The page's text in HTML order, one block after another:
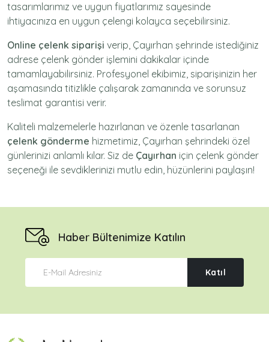
tasarımlarımız ve uygun fiyatlarımız sayesinde
ihtiyacınıza en uygun çelengi kolayca seçebilirsiniz.
Online çelenk siparişi verip, Çayırhan şehrinde istediğiniz
adrese çelenk gönder işlemini dakikalar içinde
tamamlayabilirsiniz. Profesyonel ekibimiz, siparişinizin her
aşamasında titizlikle çalışarak zamanında ve sorunsuz
teslimat garantisi verir.
Kaliteli malzemelerle hazırlanan ve özenle tasarlanan
çelenk gönderme hizmetimiz, Çayırhan şehrindeki özel
günlerinizi anlamlı kılar. Siz de Çayırhan için çelenk gönder
seçeneği ile sevdiklerinizi mutlu edin, hüzünlerini paylaşın!
Haber Bültenimize Katılın
Katıl